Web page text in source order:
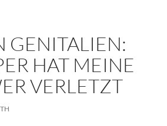
GENITALIEN:
HAT MEINE
VERLETZT